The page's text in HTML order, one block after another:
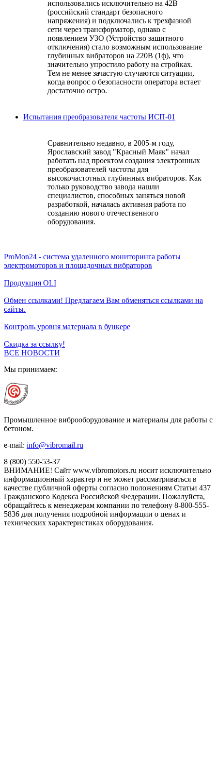
использовались исключительно на 42В
(российский стандарт безопасного
напряжения) и подключались к трехфазной
сети через трансформатор, однако с
появлением УЗО (Устройство защитного
отключения) стало возможным использование
глубинных вибраторов на 220В (1ф), что
значительно упростило работу на стройках.
Тем не менее зачастую случаются ситуации,
когда вопрос о безопасности оператора встает
достаточно остро.
Испытания преобразователя частоты ИСП-01
Сравнительно недавно, в 2005-м году,
Ярославский завод "Красный Маяк" начал
работать над проектом создания электронных
преобразователей частоты для
высокочастотных глубинных вибраторов. Как
только руководство завода нашли
специалистов, способных заняться новой
разработкой, началась активная работа по
созданию нового отечественного
оборудования.
ProMon24 - система удаленного мониторинга работы
электромоторов и площадочных вибраторов
Продукция OLI
Обмен ссылками! Предлагаем Вам обменяться ссылками на
сайты.
Контроль уровня материала в бункере
Скидка за ссылку!
ВСЕ НОВОСТИ
Мы принимаем:
Промышленное виброоборудование и материалы для работы с
бетоном.
e-mail: info@vibromail.ru
8 (800) 550-53-37
ВНИМАНИЕ! Сайт www.vibromotors.ru носит исключительно
информационный характер и не может рассматриваться в
качестве публичной оферты согласно положениям Статьи 437
Гражданского Кодекса Российской Федерации. Пожалуйста,
обращайтесь к менеджерам компании по телефону 8-800-555-
5836 для получения подробной информации о ценах и
технических характеристиках оборудования.